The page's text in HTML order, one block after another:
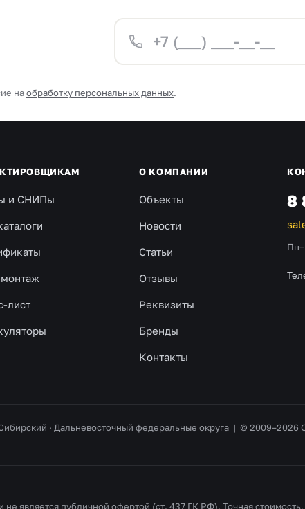
наобработку персональных данных.
и СНИПы
лист
О КОМПАНИИ
Объекты
Новости
Статьи
Отзывы
Реквизиты
Бренды
Контакты
8
· Дальневосточный федеральные округа | ©
является публичной офертой (ст. 437 ГК РФ). Точная